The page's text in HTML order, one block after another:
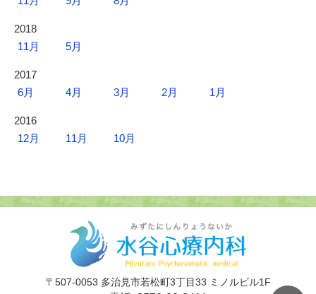
2018
11月
5月
2017
6月
4月 3月 2月 1月
2016
12月
11月 10月
〒507-0053 多治見市若松町3丁目33 ミノルビル1F